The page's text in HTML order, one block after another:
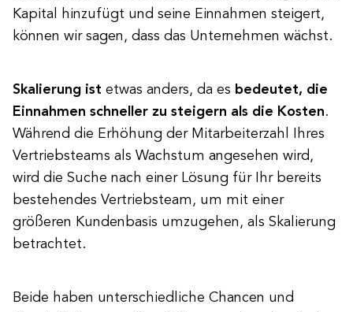
Kapital hinzufügt und seine Einnahmen steigert,
können wir sagen, dass das Unternehmen wächst.
Skalierung ist etwas anders, da es bedeutet, die
Einnahmen schneller zu steigern als die Kosten.
Während die Erhöhung der Mitarbeiterzahl Ihres
Vertriebsteams als Wachstum angesehen wird,
wird die Suche nach einer Lösung für Ihr bereits
bestehendes Vertriebsteam, um mit einer
größeren Kundenbasis umzugehen, als Skalierung
betrachtet.
Beide haben unterschiedliche Chancen und